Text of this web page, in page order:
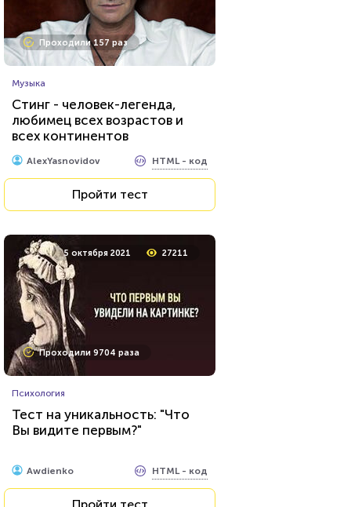
Проходили 605 раз
Тест о редких животных
Пройти тест
Проходили 137 раз
Қазақстан тарихы 8-сынып 1-
бөлім
Пройти тест
Проходили 157 раз
Музыка
Стинг - человек-легенда,
любимец всех возрастов и
всех континентов
AlexYasnovidov HTML - код
Пройти тест
5 октября 2021 27211
Проходили 9704 раза
Психология
Тест на уникальность: "Что
Вы видите первым?"
Awdienko HTML - код